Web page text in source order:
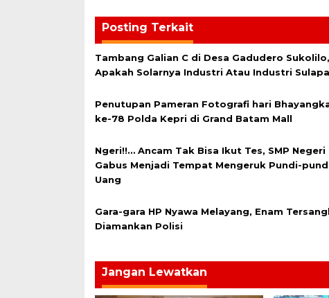
Posting Terkait
Tambang Galian C di Desa Gadudero Sukolilo,
Apakah Solarnya Industri Atau Industri
Penutupan Pameran Fotografi hari
ke-78 Polda Kepri di Grand Batam Mall
Ngeri!!… Ancam Tak Bisa Ikut Tes, SMP Negeri
Gabus Menjadi Tempat Mengeruk Pundi-
Uang
Gara-gara HP Nyawa Melayang, Enam
Diamankan Polisi
Jangan Lewatkan